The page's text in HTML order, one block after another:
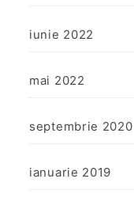
iunie 2022
mai 2022
septembrie 2020
ianuarie 2019